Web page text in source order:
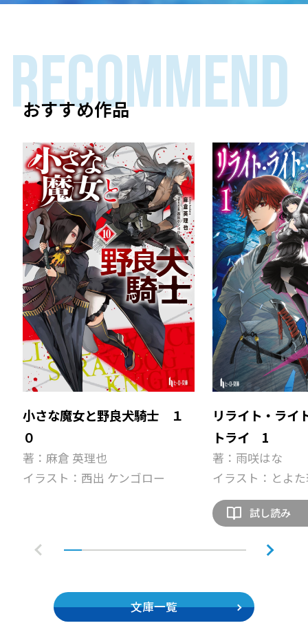
RECOMMEND
おすすめ作品
小さな魔女と野良犬騎士 １
０
著：麻倉 英理也
イラスト：西出 ケンゴロー
リライト・ライ
トライ 1
著：雨咲はな
イラスト：とよ
試し読み
文庫一覧